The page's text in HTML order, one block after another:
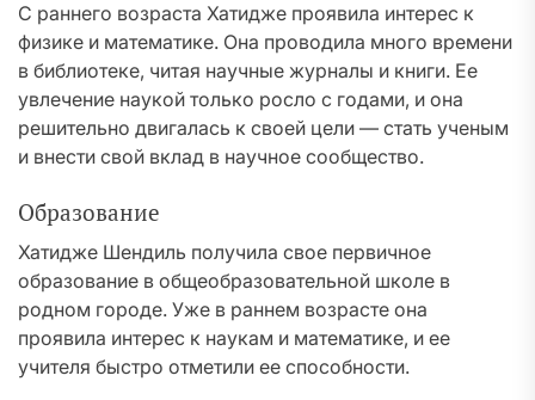
С раннего возраста Хатидже проявила интерес к
физике и математике. Она проводила много времени
в библиотеке, читая научные журналы и книги. Ее
увлечение наукой только росло с годами, и она
решительно двигалась к своей цели — стать ученым
и внести свой вклад в научное сообщество.
Образование
Хатидже Шендиль получила свое первичное
образование в общеобразовательной школе в
родном городе. Уже в раннем возрасте она
проявила интерес к наукам и математике, и ее
учителя быстро отметили ее способности.